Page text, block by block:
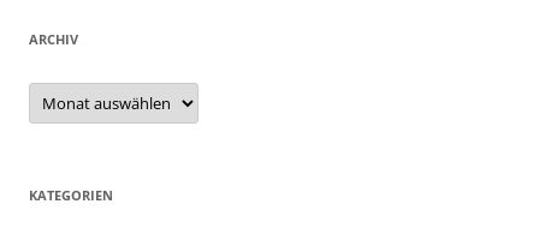
ARCHIV
Archiv
KATEGORIEN